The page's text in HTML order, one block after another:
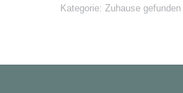
Kategorie: Zuhause gefunden